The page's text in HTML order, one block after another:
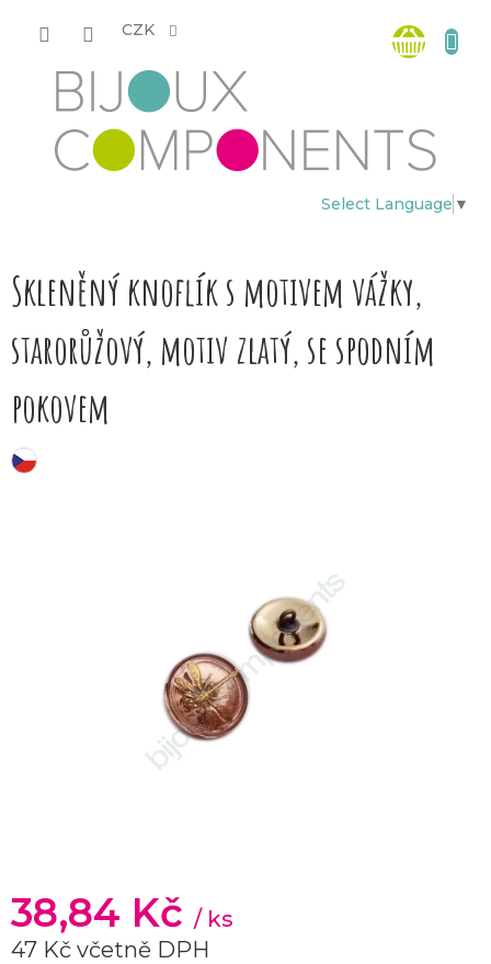
CZK
Select Language ▼
košík
Skleněný knoflík s motivem vážky,
starorůžový, motiv zlatý, se spodním
pokovem
38,84 Kč / ks
47 Kč včetně DPH